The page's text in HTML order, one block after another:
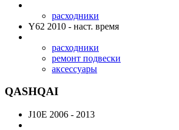
расходники
Y62 2010 - наст. время
расходники
ремонт подвески
аксессуары
QASHQAI
J10E 2006 - 2013